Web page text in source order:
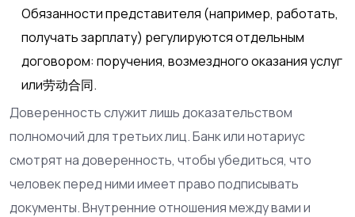
Обязанности представителя (например, работать,
получать зарплату) регулируются отдельным
договором: поручения, возмездного оказания услуг
или劳动合同.
Доверенность служит лишь доказательством
полномочий для третьих лиц. Банк или нотариус
смотрят на доверенность, чтобы убедиться, что
человек перед ними имеет право подписывать
документы. Внутренние отношения между вами и